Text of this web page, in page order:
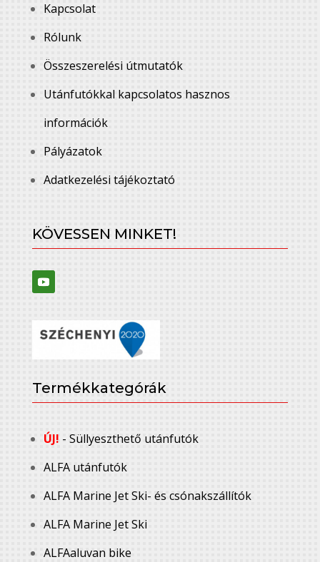
Kapcsolat
Rólunk
Összeszerelési útmutatók
Utánfutókkal kapcsolatos hasznos
információk
Pályázatok
Adatkezelési tájékoztató
KÖVESSEN MINKET!
Termékkategórák
ÚJ! - Süllyeszthető utánfutók
ALFA utánfutók
ALFA Marine Jet Ski- és csónakszállítók
ALFA Marine Jet Ski
ALFAaluvan bike